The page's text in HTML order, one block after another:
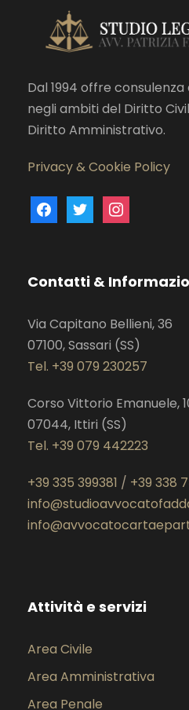
Dal 1994 offre
negli ambiti del Diritto
Diritto Amministrativo.
Privacy & Cookie Policy
a
b
o
k
w
t
r
n
a
r
a
m
Contatti &
Via Capitano Bellieni, 36
07100, Sassari (SS)
Tel. +39 079 230257
Corso Vittorio Emanuele,
07044, Ittiri (SS)
Tel. +39 079 442223
+39 335 399381 / +39 338
Attività e servizi
Area Civile
Area Amministrativa
Area Penale